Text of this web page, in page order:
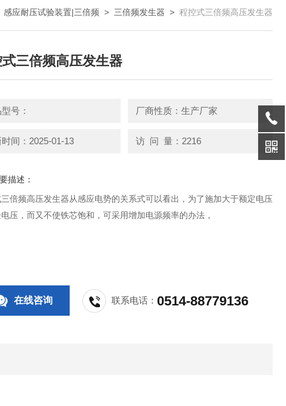
感应耐压试验装置|三倍频 > 三倍频发生器 > 程控式三倍频高压发生器
三倍频高压发生器
号： 厂商性质：生产厂家
时间：2025-01-13 访 问 量：2216
描述：
倍频高压发生器从感应电势的关系式可以看出，为了施加大于额定电压
压，而又不使铁芯饱和，可采用增加电源频率的办法，
在线咨询 联系电话：0514-88779136